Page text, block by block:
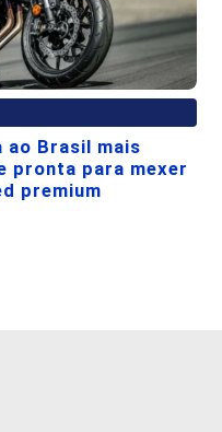
ao Brasil mais
pronta para mexer
premium